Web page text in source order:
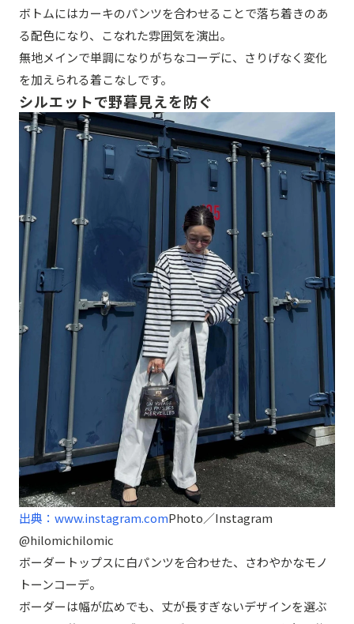
ボトムにはカーキのパンツを合わせることで落ち着きのあ
る配色になり、こなれた雰囲気を演出。
無地メインで単調になりがちなコーデに、さりげなく変化
を加えられる着こなしです。
シルエットで野暮見えを防ぐ
出典：www.instagram.comPhoto／Instagram
@hilomichilomic
ボーダートップスに白パンツを合わせた、さわやかなモノ
トーンコーデ。
ボーダーは幅が広めでも、丈が長すぎないデザインを選ぶ